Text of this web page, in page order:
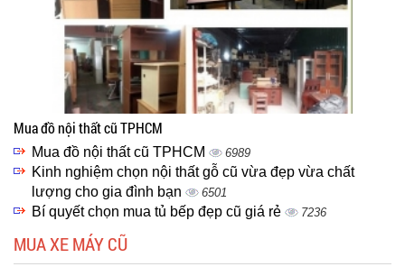
Mua đồ nội thất cũ TPHCM
Mua đồ nội thất cũ TPHCM 6989
Kinh nghiệm chọn nội thất gỗ cũ vừa đẹp vừa chất
lượng cho gia đình bạn
6501
Bí quyết chọn mua tủ bếp đẹp cũ giá rẻ 7236
MUA XE MÁY CŨ